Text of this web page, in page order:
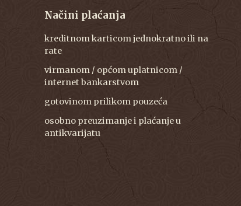
Načini plaćanja
kreditnom karticom jednokratno ili na
rate
virmanom / općom uplatnicom /
internet bankarstvom
gotovinom prilikom pouzeća
osobno preuzimanje i plaćanje u
antikvarijatu